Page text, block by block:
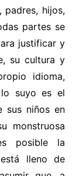
padres, hijos,
partes se
justificar y
su cultura y
idioma,
suyo es el
sus niños en
monstruosa
posible la
lleno de